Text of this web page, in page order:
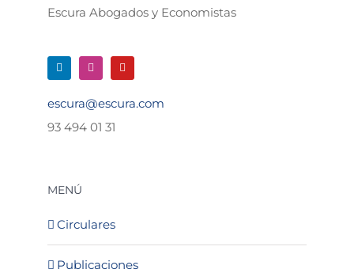
Escura Abogados y Economistas
escura@escura.com
93 494 01 31
MENÚ
Circulares
Publicaciones